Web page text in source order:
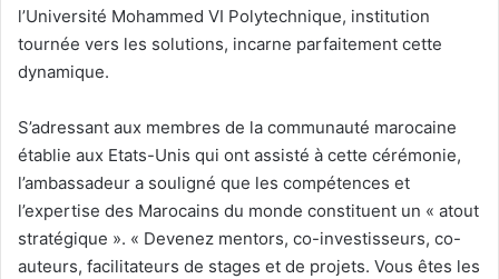
l’Université Mohammed VI Polytechnique, institution
tournée vers les solutions, incarne parfaitement cette
dynamique.
S’adressant aux membres de la communauté marocaine
établie aux Etats-Unis qui ont assisté à cette cérémonie,
l’ambassadeur a souligné que les compétences et
l’expertise des Marocains du monde constituent un « atout
stratégique ». « Devenez mentors, co-investisseurs, co-
auteurs, facilitateurs de stages et de projets. Vous êtes les